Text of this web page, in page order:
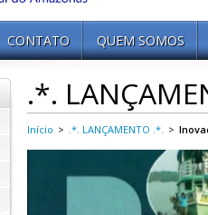
CONTATO QUEM SOMOS
.*.
Início > .*. LANÇAMENTO .*. >